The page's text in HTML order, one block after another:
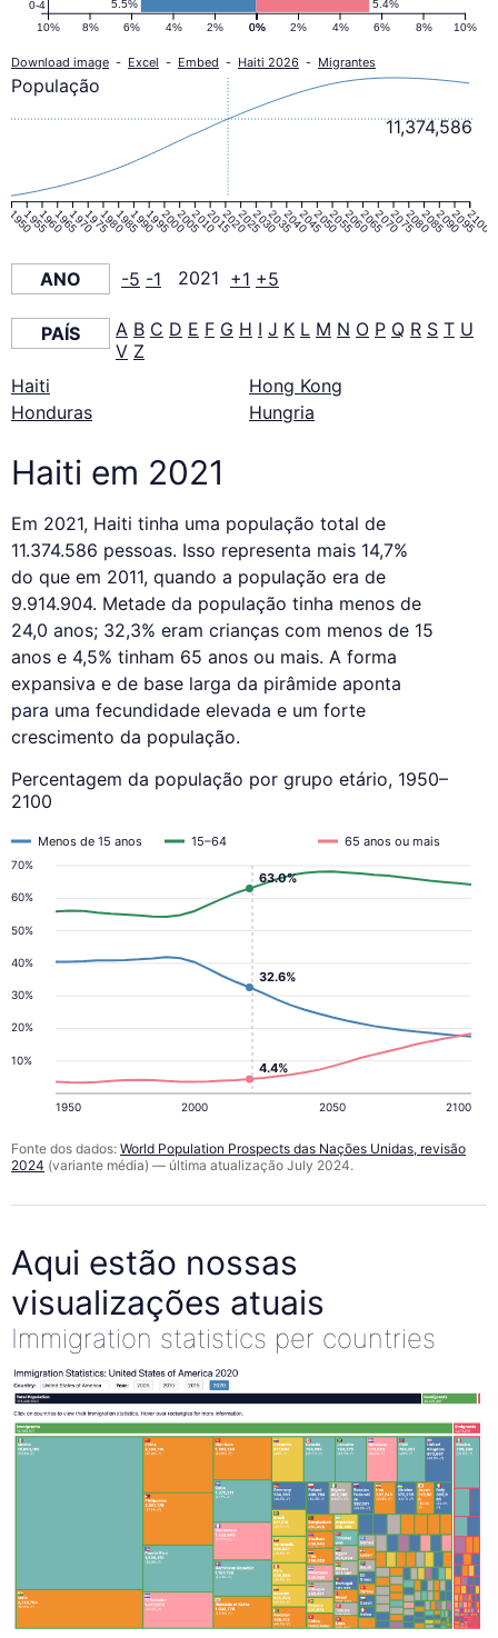
5.4%
5.5%
0% 2% 4% 6% 8% 10%
10% 8% 6% 4% 2% 0%
0-4
Download image - Excel - Embed - Haiti 2026 - Migrantes
1950195519601965197019751980198519901995200020052010201520202025203020352040204520502055206020652070207520802085209020952100
11,374,586
População
ANO -5 -1 2021 +1 +5
PAÍS A B C D E F G H I J K L M N O P Q R S T U
V Z
Haiti
Honduras
Hong Kong
Hungria
Haiti em 2021
Em 2021, Haiti tinha uma população total de
11.374.586 pessoas. Isso representa mais 14,7%
do que em 2011, quando a população era de
9.914.904. Metade da população tinha menos de
24,0 anos; 32,3% eram crianças com menos de 15
anos e 4,5% tinham 65 anos ou mais. A forma
expansiva e de base larga da pirâmide aponta
para uma fecundidade elevada e um forte
crescimento da população.
Percentagem da população por grupo etário, 1950–
2100
10%
20%
30%
40%
50%
60%
70%
1950 2000 2050 2100
Menos de 15 anos 15–64 65 anos ou mais
32.6%
4.4%
63.0%
Fonte dos dados: World Population Prospects das Nações Unidas, revisão
2024 (variante média) — última atualização July 2024.
Aqui estão nossas
visualizações atuais
Immigration statistics per countries